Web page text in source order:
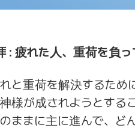
: 疲れた人、重荷を負
と重荷を解決するため
様が成されようとする
ままに主に進んで、ど